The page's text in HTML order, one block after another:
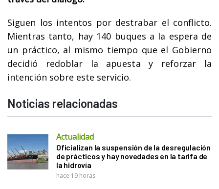
Siguen los intentos por destrabar el conflicto.
Mientras tanto, hay 140 buques a la espera de
un práctico, al mismo tiempo que el Gobierno
decidió redoblar la apuesta y reforzar la
intención sobre este servicio.
Noticias relacionadas
Actualidad
Oficializan la suspensión de la desregulación
de prácticos y hay novedades en la tarifa de
la hidrovía
hace 19 horas